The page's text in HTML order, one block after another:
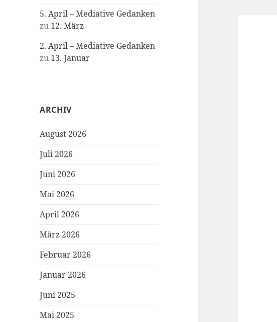
5. April – Mediative Gedanken
zu 12. März
2. April – Mediative Gedanken
zu 13. Januar
ARCHIV
August 2026
Juli 2026
Juni 2026
Mai 2026
April 2026
März 2026
Februar 2026
Januar 2026
Juni 2025
Mai 2025